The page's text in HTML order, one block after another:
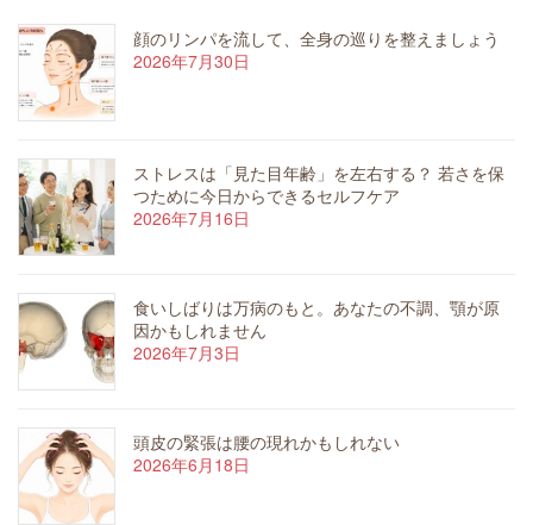
顔のリンパを流して、全身の巡りを整えましょう
2026年7月30日
ストレスは「見た目年齢」を左右する？ 若さを保
つために今日からできるセルフケア
2026年7月16日
食いしばりは万病のもと。あなたの不調、顎が原
因かもしれません
2026年7月3日
頭皮の緊張は腰の現れかもしれない
2026年6月18日